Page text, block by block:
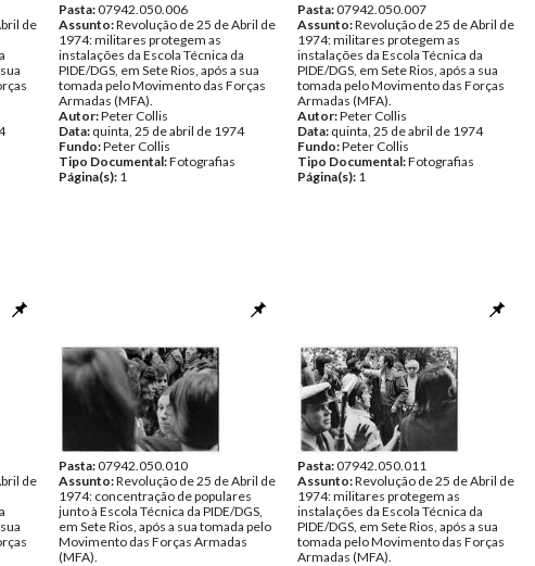
de
Pasta:07942.050.006
Assunto:Revolução de 25 de Abril de
1974: militares protegem as
instalações da Escola Técnica da
PIDE/DGS, em Sete Rios, após a sua
tomada pelo Movimento das Forças
Armadas (MFA).
Autor:Peter Collis
Data: quinta, 25 de abril de 1974
Fundo:Peter Collis
Tipo Documental:Fotografias
Página(s): 1
Pasta:07942.050.007
Assunto:Revolução de 25 de Abril de
1974: militares protegem as
instalações da Escola Técnica da
PIDE/DGS, em Sete Rios, após a sua
tomada pelo Movimento das Forças
Armadas (MFA).
Autor:Peter Collis
Data: quinta, 25 de abril de 1974
Fundo:Peter Collis
Tipo Documental:Fotografias
Página(s): 1
de
Pasta:07942.050.010
Assunto:Revolução de 25 de Abril de
1974: concentração de populares
junto à Escola Técnica da PIDE/DGS,
em Sete Rios, após a sua tomada pelo
Movimento das Forças Armadas
(MFA).
Pasta:07942.050.011
Assunto:Revolução de 25 de Abril de
1974: militares protegem as
instalações da Escola Técnica da
PIDE/DGS, em Sete Rios, após a sua
tomada pelo Movimento das Forças
Armadas (MFA).